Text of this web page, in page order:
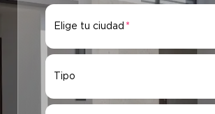
Elige tu ciudad
Tipo